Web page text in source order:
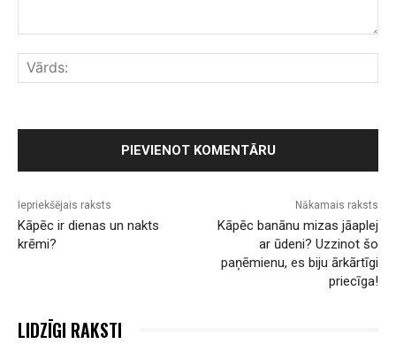
Iepriekšējais raksts
Kāpēc ir dienas un nakts
krēmi?
Nākamais raksts
Kāpēc banānu mizas jāaplej
ar ūdeni? Uzzinot šo
paņēmienu, es biju ārkārtīgi
priecīga!
LIDZĪGI RAKSTI